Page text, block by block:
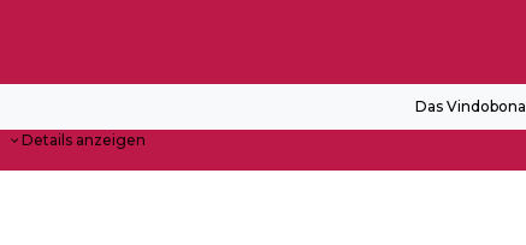
Das Vindobona
Details anzeigen